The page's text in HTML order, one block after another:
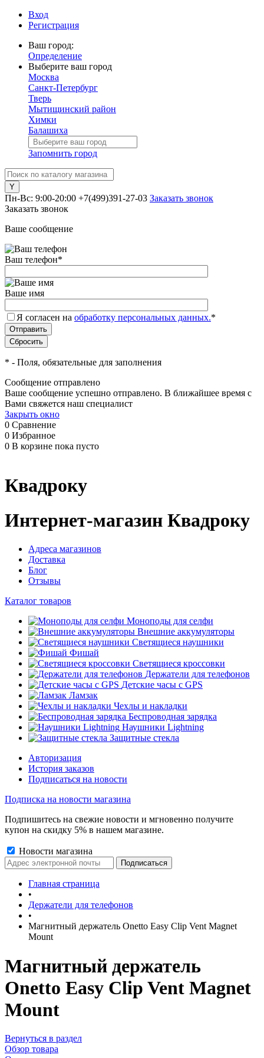
Вход
Регистрация
Ваш город:
Определение
Выберите ваш город
Москва
Санкт-Петербург
Тверь
Мытищинский район
Химки
Балашиха
Запомнить город
Пн-Вс: 9:00-20:00 +7(499)391-27-03 Заказать звонок
Заказать звонок
Ваше сообщение
Ваш телефон*
Ваше имя
Я согласен на обработку персональных данных.*
* - Поля, обязательные для заполнения
Сообщение отправлено
Ваше сообщение успешно отправлено. В ближайшее время с
Вами свяжется наш специалист
Закрыть окно
0 Сравнение
0 Избранное
0 В корзине пока пусто
Квадроку
Интернет-магазин Квадроку
Адреса магазинов
Доставка
Блог
Отзывы
Каталог товаров
Моноподы для селфи
Внешние аккумуляторы
Светящиеся наушники
Фишай
Светящиеся кроссовки
Держатели для телефонов
Детские часы с GPS
Ламзак
Чехлы и накладки
Беспроводная зарядка
Наушники Lightning
Защитные стекла
Авторизация
История заказов
Подписаться на новости
Подписка на новости магазина
Подпишитесь на свежие новости и мгновенно получите
купон на скидку 5% в нашем магазине.
Новости магазина
Главная страница
•
Держатели для телефонов
•
Магнитный держатель Onetto Easy Clip Vent Magnet
Mount
Магнитный держатель
Onetto Easy Clip Vent Magnet
Mount
Вернуться в раздел
Обзор товара